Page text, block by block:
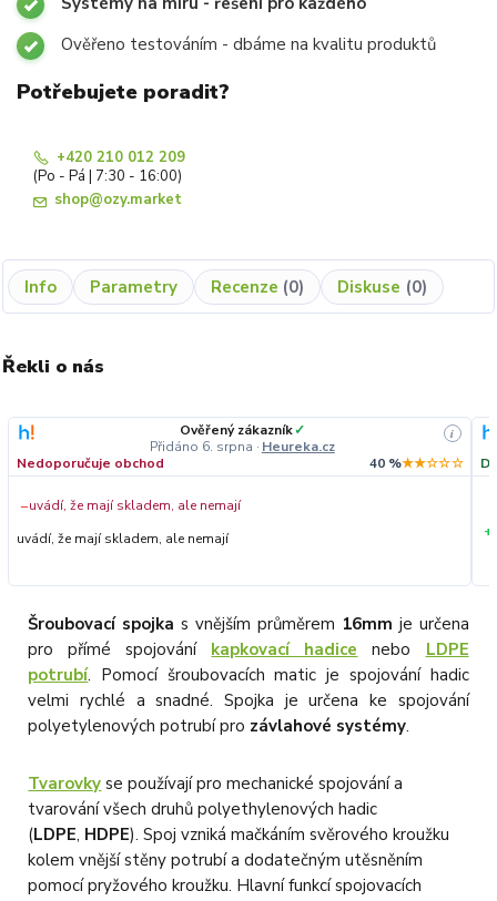
Ověřeno testováním - dbáme na kvalitu produktů
Potřebujete poradit?
+420 210 012 209
(Po - Pá | 7:30 - 16:00)
shop@ozy.market
Info Parametry Recenze 0 Diskuse 0
Řekli o nás
Ověřený zákazník✓
Přidáno 6. srpna · Heureka.cz
i
Nedoporučuje obchod 40 %★★☆☆☆
−uvádí, že mají skladem, ale nemají
uvádí, že mají skladem, ale nemají
+
Šroubovací spojka s vnějším průměrem 16mm je určena
pro přímé spojování kapkovací hadice nebo LDPE
potrubí. Pomocí šroubovacích matic je spojování hadic
velmi rychlé a snadné. Spojka je určena ke spojování
polyetylenových potrubí pro závlahové systémy.
Tvarovky se používají pro mechanické spojování a
tvarování všech druhů polyethylenových hadic
(LDPE, HDPE). Spoj vzniká mačkáním svěrového kroužku
kolem vnější stěny potrubí a dodatečným utěsněním
pomocí pryžového kroužku. Hlavní funkcí spojovacích